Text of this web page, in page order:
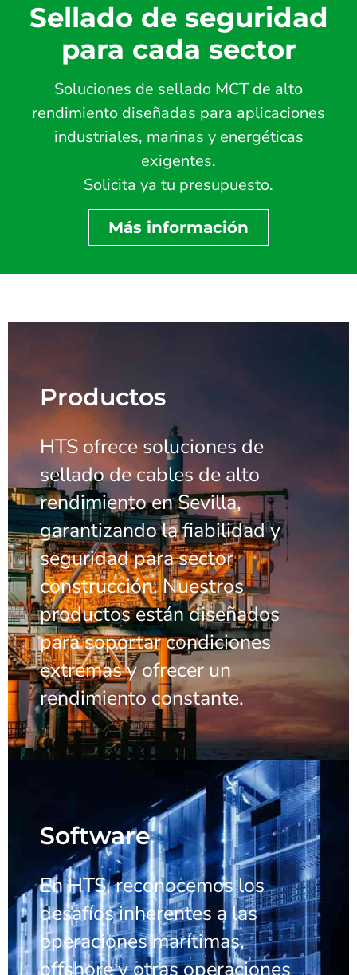
Sellado de seguridad
para cada sector
Soluciones de sellado MCT de alto
rendimiento diseñadas para aplicaciones
industriales, marinas y energéticas
exigentes.
Solicita ya tu presupuesto.
Más información
Productos
HTS ofrece soluciones de
sellado de cables de alto
rendimiento en Sevilla,
garantizando la fiabilidad y
seguridad para sector
construcción. Nuestros
productos están diseñados
para soportar condiciones
extremas y ofrecer un
rendimiento constante.
Software
En HTS, reconocemos los
desafíos inherentes a las
operaciones marítimas,
offshore y otras operaciones